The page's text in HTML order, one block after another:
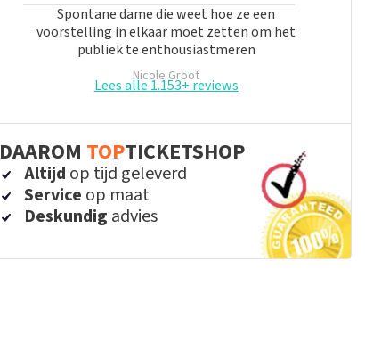
Spontane dame die weet hoe ze een
voorstelling in elkaar moet zetten om het
publiek te enthousiastmeren
Nicole Groot
Lees alle 1.153+ reviews
DAAROM TOPTICKETSHOP
Altijd op tijd geleverd
Service op maat
Deskundig advies